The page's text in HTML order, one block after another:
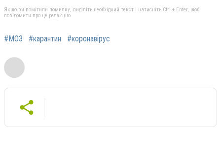
Якщо ви помітили помилку, виділіть необхідний текст і натисніть Ctrl + Enter, щоб
повідомити про це редакцію
#МОЗ #карантин #коронавірус